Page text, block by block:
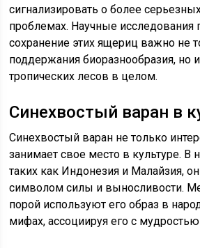
сигнализировать о более
проблемах. Научные исследования
сохранение этих ящериц важно не
поддержания биоразнообразия, но
тропических лесов в целом.
Синехвостый варан в
Синехвостый варан не только
занимает свое место в культуре. В
таких как Индонезия и Малайзия, он
символом силы и выносливости.
порой используют его образ в
мифах, ассоциируя его с